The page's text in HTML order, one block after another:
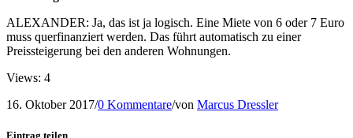
ALEXANDER: Ja, das ist ja logisch. Eine Miete von 6 oder 7 Euro
muss querfinanziert werden. Das führt automatisch zu einer
Preissteigerung bei den anderen Wohnungen.
Views: 4
16. Oktober 2017/0 Kommentare/von Marcus Dressler
Eintrag teilen